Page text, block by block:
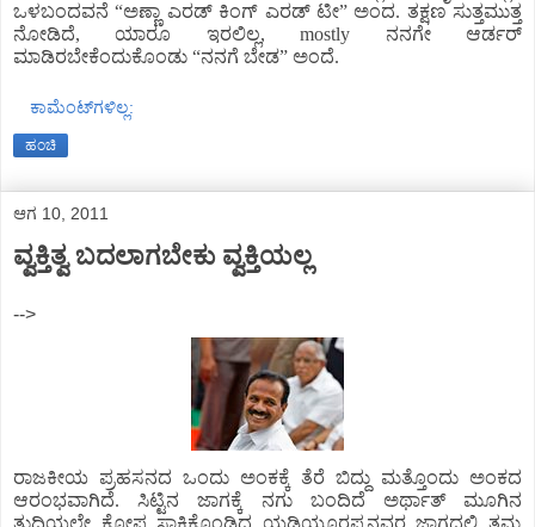
ಒಳಬಂದವನೆ “ಅಣ್ಣಾ ಎರಡ್ ಕಿಂಗ್ ಎರಡ್ ಟೀ” ಅಂದ. ತಕ್ಷಣ ಸುತ್ತಮುತ್ತ
ನೋಡಿದೆ, ಯಾರೂ ಇರಲಿಲ್ಲ, mostly ನನಗೇ ಆರ್ಡರ್
ಮಾಡಿರಬೇಕೆಂದುಕೊಂಡು “ನನಗೆ ಬೇಡ” ಅಂದೆ.
ಕಾಮೆಂಟ್‌ಗಳಿಲ್ಲ:
ಹಂಚಿ
ಆಗ 10, 2011
ವ್ವಕ್ತಿತ್ವ ಬದಲಾಗಬೇಕು ವ್ವಕ್ತಿಯಲ್ಲ
-->
ರಾಜಕೀಯ ಪ್ರಹಸನದ ಒಂದು ಅಂಕಕ್ಕೆ ತೆರೆ ಬಿದ್ದು ಮತ್ತೊಂದು ಅಂಕದ
ಆರಂಭವಾಗಿದೆ. ಸಿಟ್ಟಿನ ಜಾಗಕ್ಕೆ ನಗು ಬಂದಿದೆ ಅರ್ಥಾತ್ ಮೂಗಿನ
ತುದಿಯಲ್ಲೇ ಕೋಪ ಸಾಕಿಕೊಂಡಿದ್ದ ಯಡಿಯೂರಪ್ಪನವರ ಜಾಗದಲ್ಲಿ ತಮ್ಮ